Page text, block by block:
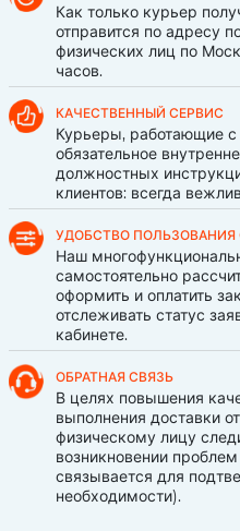
Как только курьер
отправится по адресу
физических лиц по
часов.
КАЧЕСТВЕННЫЙ СЕРВИС
Курьеры, работающие
обязательное
должностных
клиентов: всегда
УДОБСТВО ПОЛЬЗОВАНИЯ
Наш
самостоятельно
оформить и оплатить
отслеживать статус
кабинете.
ОБРАТНАЯ СВЯЗЬ
В целях повышения
выполнения доставки
физическому лицу
возникновении
связывается для
необходимости).